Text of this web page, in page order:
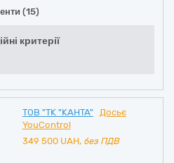
(15)
критерії
ТОВ "ТК "КАНТА"
Досьє
YouControl
349 500 UAH, без ПДВ